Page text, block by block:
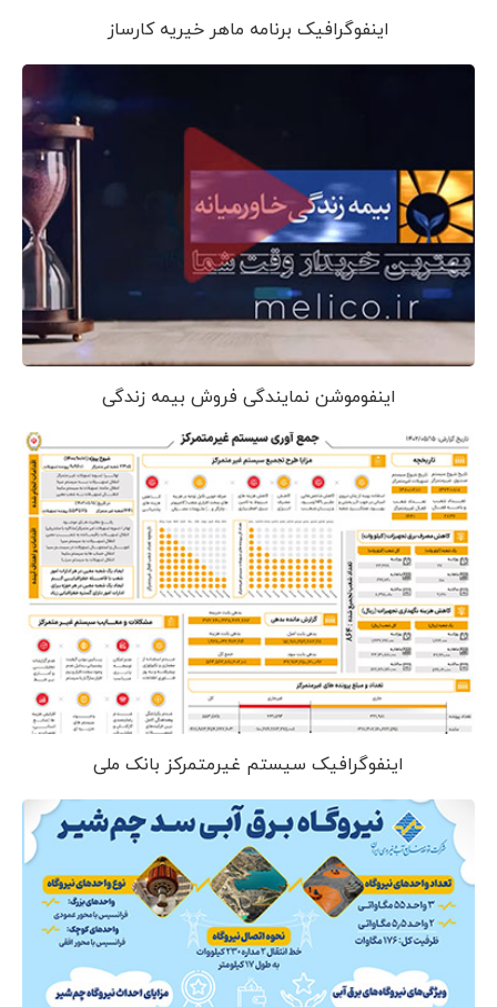
اینفوگرافیک برنامه ماهر خیریه کارساز
اینفوموشن نمایندگی فروش بیمه زندگی
اینفوگرافیک سیستم غیرمتمرکز بانک ملی